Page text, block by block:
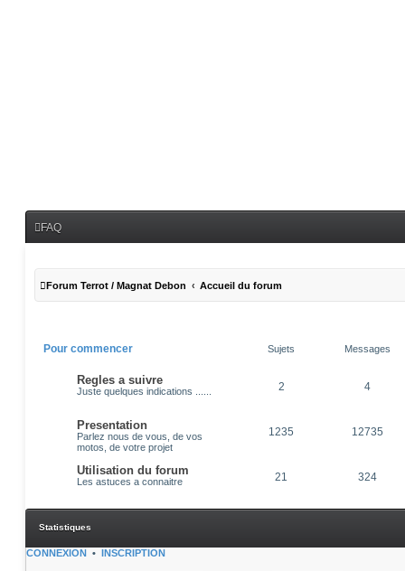
FAQ
Forum Terrot / Magnat Debon Accueil du forum
Pour commencer Sujets Messages
Regles a suivre
Juste quelques indications ...... 2 4
Presentation
Parlez nous de vous, de vos
motos, de votre projet
1235 12735
Utilisation du forum
Les astuces a connaitre 21 324
Statistiques
CONNEXION • INSCRIPTION